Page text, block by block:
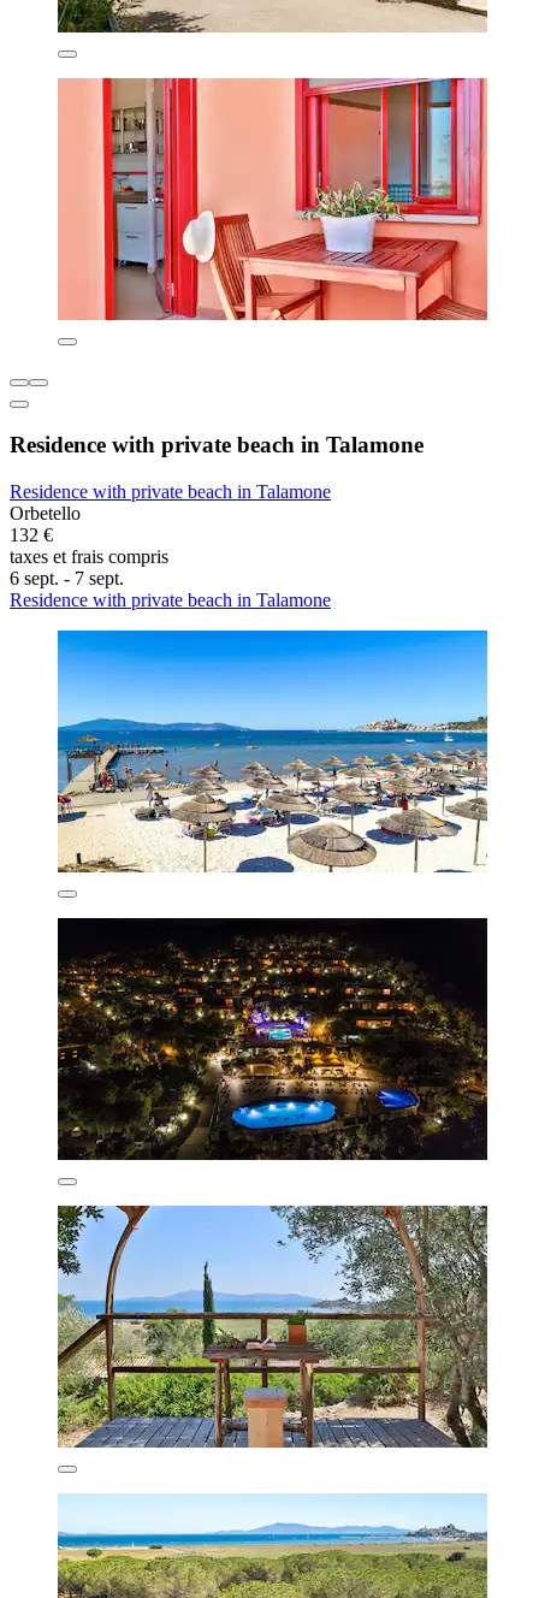
Residence with private beach in Talamone
Residence with private beach in Talamone
Orbetello
132 €
taxes et frais compris
6 sept. - 7 sept.
Residence with private beach in Talamone